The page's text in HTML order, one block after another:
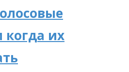
когда их